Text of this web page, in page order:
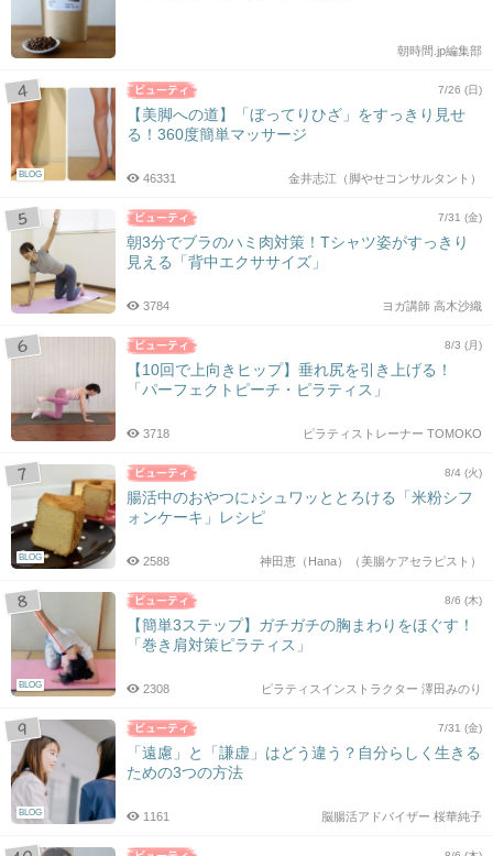
朝時間.jp編集部
BLOG
7/26 (日)
【美脚への道】「ぼってりひざ」をすっきり見せ
る！360度簡単マッサージ
金井志江（脚やせコンサルタント）
46331
7/31 (金)
朝3分でブラのハミ肉対策！Tシャツ姿がすっきり
見える「背中エクササイズ」
ヨガ講師 高木沙織
3784
8/3 (月)
【10回で上向きヒップ】垂れ尻を引き上げる！
「パーフェクトピーチ・ピラティス」
ピラティストレーナー TOMOKO
3718
BLOG
8/4 (火)
腸活中のおやつに♪シュワッととろける「米粉シフ
ォンケーキ」レシピ
神田恵（Hana）（美腸ケアセラピスト）
2588
BLOG
8/6 (木)
【簡単3ステップ】ガチガチの胸まわりをほぐす！
「巻き肩対策ピラティス」
ピラティスインストラクター 澤田みのり
2308
BLOG
7/31 (金)
「遠慮」と「謙虚」はどう違う？自分らしく生きる
ための3つの方法
脳腸活アドバイザー 桜華純子
1161